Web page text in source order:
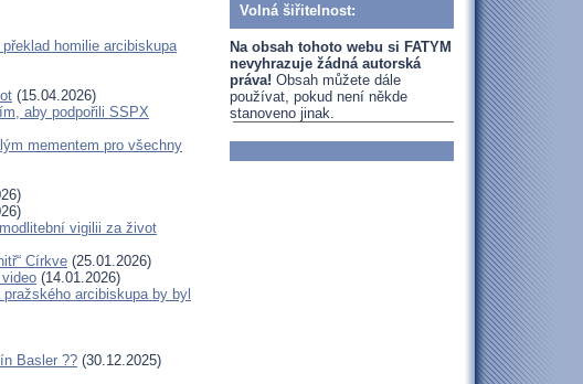
homilie arcibiskupa
(15.04.2026)
aby podpořili SSPX
mementem pro všechny
vigilii za život
Církve (25.01.2026)
(14.01.2026)
arcibiskupa by byl
Basler ?? (30.12.2025)
Volná šiřitelnost:
Na obsah tohoto webu si FATYM
nevyhrazuje žádná autorská
práva! Obsah můžete dále
používat, pokud není někde
stanoveno jinak.